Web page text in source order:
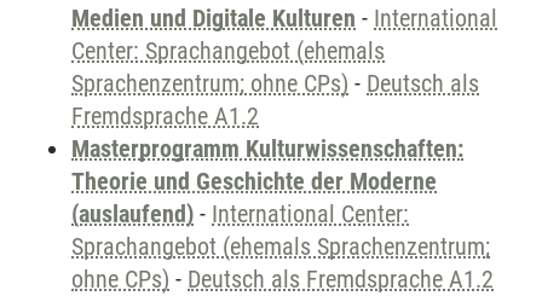
Medien und Digitale Kulturen - International
Center: Sprachangebot (ehemals
Sprachenzentrum; ohne CPs) - Deutsch als
Fremdsprache A1.2
Masterprogramm Kulturwissenschaften:
Theorie und Geschichte der Moderne
(auslaufend) - International Center:
Sprachangebot (ehemals Sprachenzentrum;
ohne CPs) - Deutsch als Fremdsprache A1.2